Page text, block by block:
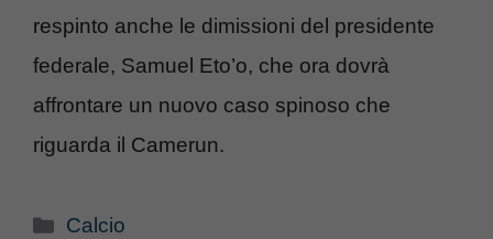
respinto anche le dimissioni del presidente
federale, Samuel Eto’o, che ora dovrà
affrontare un nuovo caso spinoso che
riguarda il Camerun.
Categorie
Calcio